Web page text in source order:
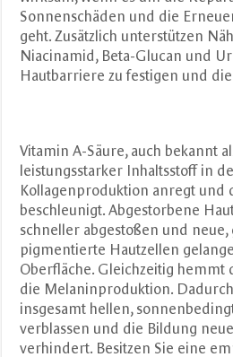
Sonnenschäden und die
geht. Zusätzlich unterstützen
Niacinamid, Beta-Glucan und
Hautbarriere zu festigen und
Vitamin A-Säure, auch bekannt
leistungsstarker Inhaltsstoff in
Kollagenproduktion anregt und
beschleunigt. Abgestorbene
schneller abgestoßen und neue,
pigmentierte Hautzellen
Oberfläche. Gleichzeitig hemmt
die Melaninproduktion.
insgesamt hellen,
verblassen und die Bildung
verhindert. Besitzen Sie eine